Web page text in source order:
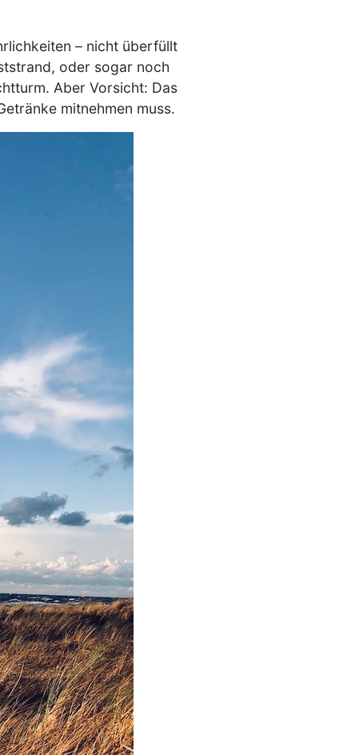
– nicht überfüllt
oder sogar noch
Aber Vorsicht: Das
mitnehmen muss.